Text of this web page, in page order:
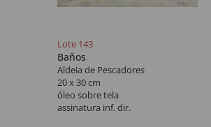
Lote 143
Baños
Aldeia de Pescadores
20 x 30 cm
óleo sobre tela
assinatura inf. dir.